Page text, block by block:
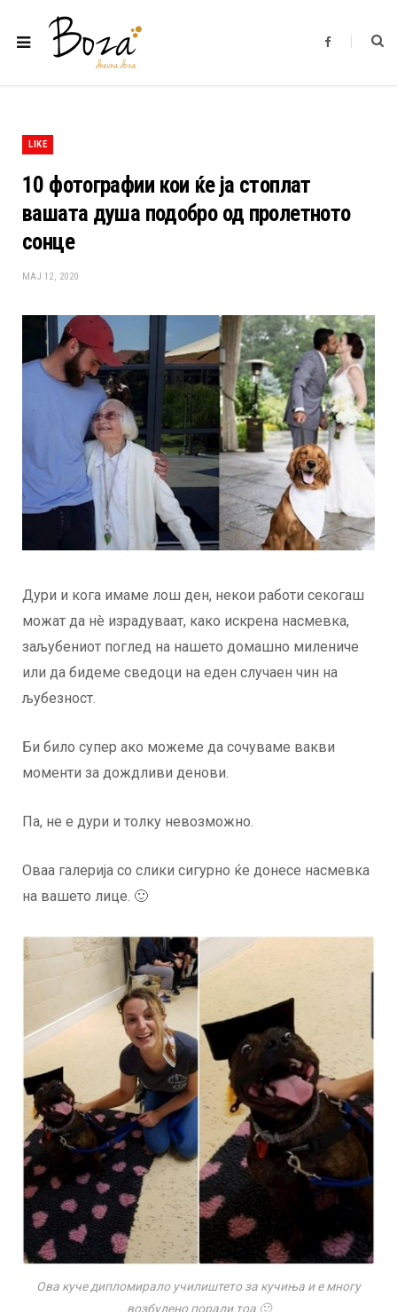
F
b
LIKE
10 фотографии кои ќе ја стоплат
вашата душа подобро од пролетното
сонце
МАЈ 12, 2020
Дури и кога имаме лош ден, некои работи секогаш
можат да нè израдуваат, како искрена насмевка,
заљубениот поглед на нашето домашно милениче
или да бидеме сведоци на еден случаен чин на
љубезност.
Би било супер ако можеме да сочуваме вакви
моменти за дождливи денови.
Па, не е дури и толку невозможно.
Оваа галерија со слики сигурно ќе донесе насмевка
на вашето лице. 🙂
Ова куче дипломирало училиштето за кучиња и е многу
возбудено поради тоа 🙂